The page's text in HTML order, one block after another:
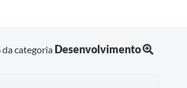
categoria Desenvolvimento